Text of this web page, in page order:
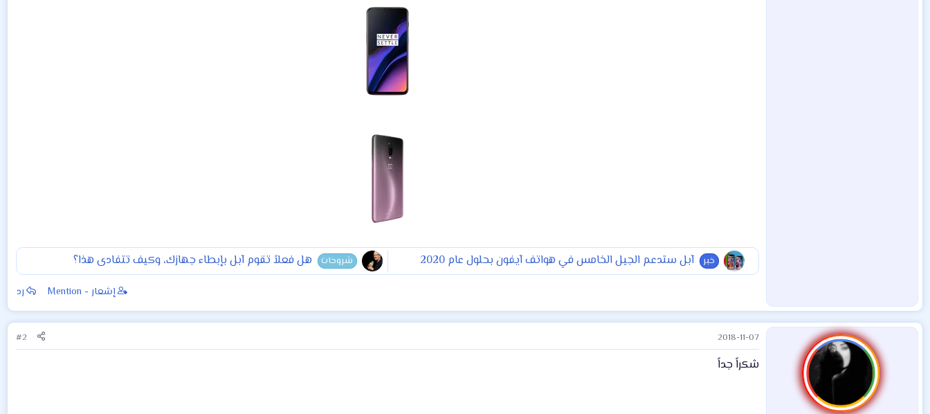
خبر آبل ستدعم الجيل الخامس في هواتف آيفون بحلول عام 2020 شروحات هل فعلاً تقوم آبل بإبطاء جهازك، وكيف تتفادى هذا؟
إشعار - Mention رد
2018-11-07
#2
شكراً جداً